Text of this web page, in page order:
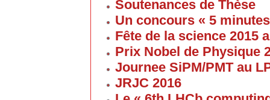
Soutenances de Thèse
Un concours « 5
Fête de la science 2015
Prix Nobel de Physique
Journee SiPM/PMT au
JRJC 2016